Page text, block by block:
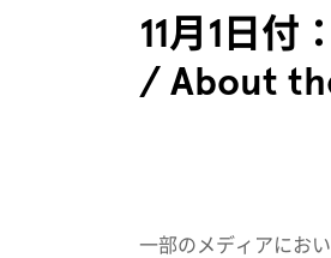
11月1日付
/ About
一部のメディアにお